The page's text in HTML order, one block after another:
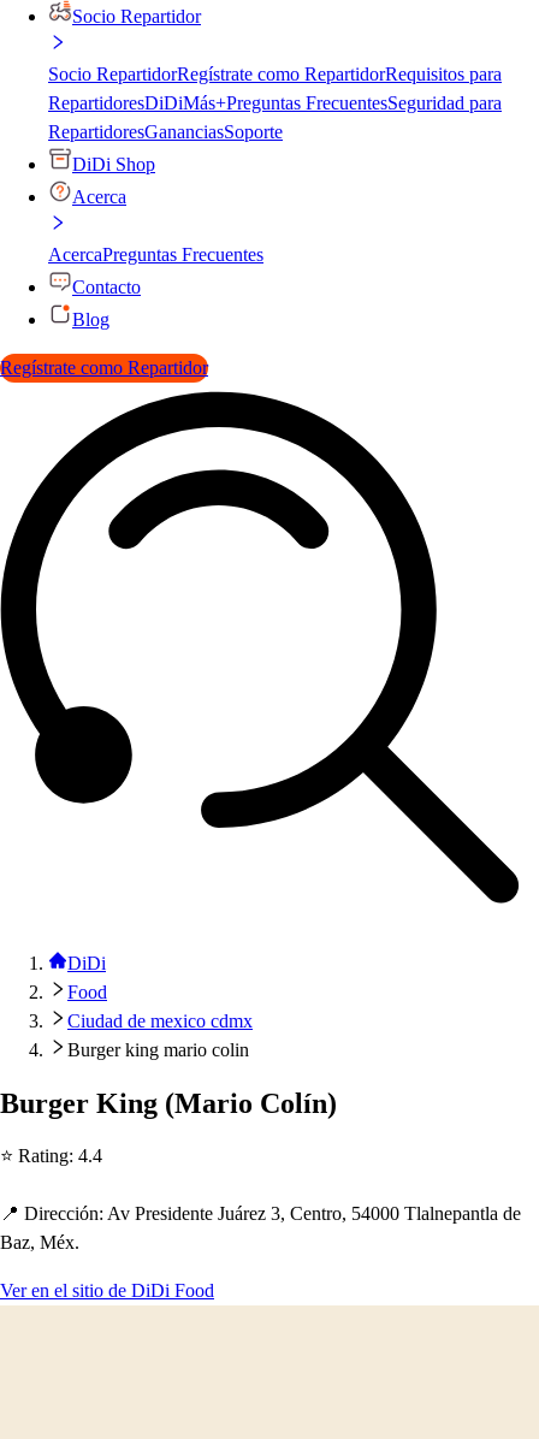
Socio Repartidor
Socio RepartidorRegístrate como RepartidorRequisitos para
RepartidoresDiDiMás+Preguntas FrecuentesSeguridad para
RepartidoresGananciasSoporte
DiDi Shop
Acerca
AcercaPreguntas Frecuentes
Contacto
Blog
Regístrate como Repartidor
DiDi
Food
Ciudad de mexico cdmx
Burger king mario colin
Burger King (Mario Colín)
⭐ Rating: 4.4
📍 Dirección: Av Presidente Juárez 3, Centro, 54000 Tlalnepantla de
Baz, Méx.
Ver en el sitio de DiDi Food